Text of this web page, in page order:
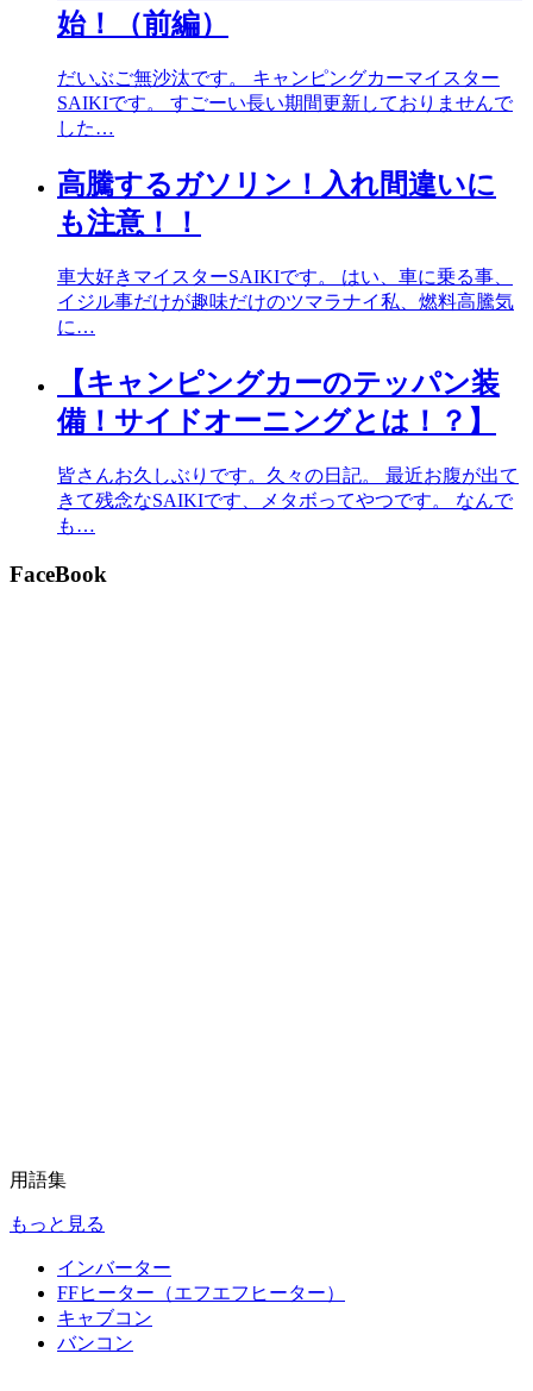
始！（前編）
だいぶご無沙汰です。 キャンピングカーマイスター
SAIKIです。 すごーい長い期間更新しておりませんで
した…
高騰するガソリン！入れ間違いに
も注意！！
車大好きマイスターSAIKIです。 はい、車に乗る事、
イジル事だけが趣味だけのツマラナイ私、燃料高騰気
に…
【キャンピングカーのテッパン装
備！サイドオーニングとは！？】
皆さんお久しぶりです。久々の日記。 最近お腹が出て
きて残念なSAIKIです、メタボってやつです。 なんで
も…
FaceBook
用語集
もっと見る
インバーター
FFヒーター（エフエフヒーター）
キャブコン
バンコン